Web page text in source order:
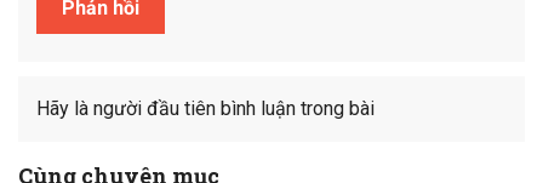
Hãy là người đầu tiên bình luận trong bài
Cùng chuyên mục